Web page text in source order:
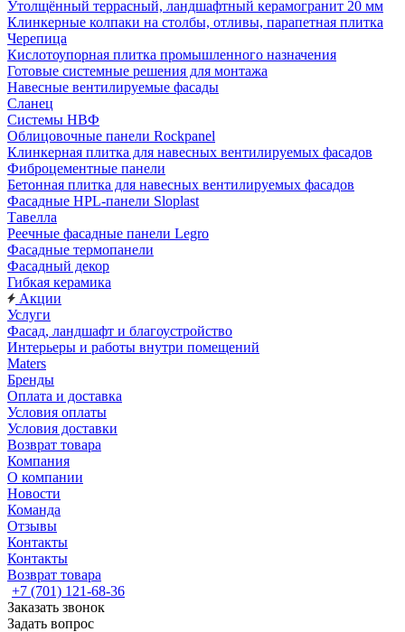
Утолщённый террасный, ландшафтный керамогранит 20 мм
Клинкерные колпаки на столбы, отливы, парапетная плитка
Черепица
Кислотоупорная плитка промышленного назначения
Готовые системные решения для монтажа
Навесные вентилируемые фасады
Сланец
Системы НВФ
Облицовочные панели Rockpanel
Клинкерная плитка для навесных вентилируемых фасадов
Фиброцементные панели
Бетонная плитка для навесных вентилируемых фасадов
Фасадные HPL-панели Sloplast
Тавелла
Реечные фасадные панели Legro
Фасадные термопанели
Фасадный декор
Гибкая керамика
Акции
Услуги
Фасад, ландшафт и благоустройство
Интерьеры и работы внутри помещений
Maters
Бренды
Оплата и доставка
Условия оплаты
Условия доставки
Возврат товара
Компания
О компании
Новости
Команда
Отзывы
Контакты
Контакты
Возврат товара
+7 (701) 121-68-36
Заказать звонок
Задать вопрос